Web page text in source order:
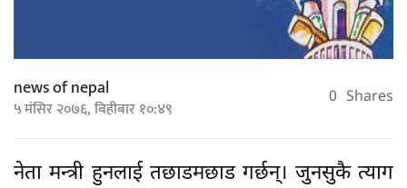
news of nepal
५ मंसिर २०७६, बिहीबार १०:४९ 0 Shares
नेता मन्त्री हुनलाई तछाडमछाड गर्छन्। जुनसुकै त्याग